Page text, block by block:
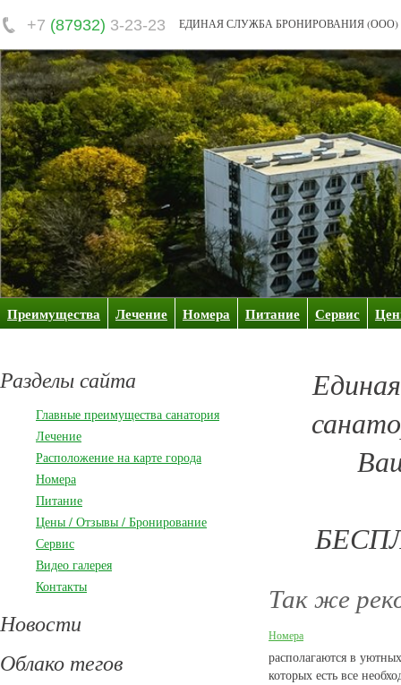
+7 (87932) 3-23-23 ЕДИНАЯ СЛУЖБА БРОНИРОВАНИЯ (ООО)
Преимущества Лечение Номера Питание Сервис
Разделы сайта
Главные преимущества санатория
Лечение
Расположение на карте города
Номера
Питание
Цены / Отзывы / Бронирование
Сервис
Видео галерея
Контакты
Новости
Облако тегов
Так же
Номера
располагаются в
которых есть все